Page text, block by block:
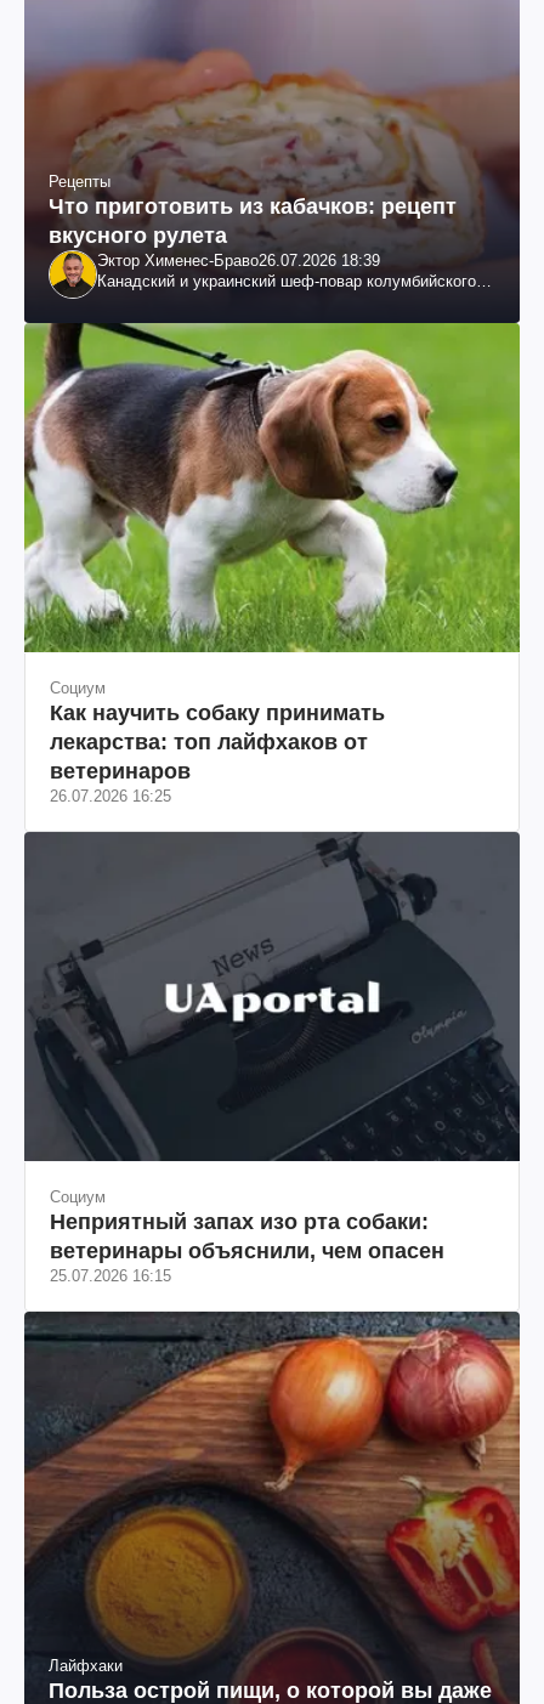
Рецепты
Что приготовить из кабачков: рецепт
вкусного рулета
Эктор Хименес-Браво26.07.2026 18:39
Канадский и украинский шеф-повар колумбийского
Социум
Как научить собаку принимать
лекарства: топ лайфхаков от
ветеринаров
26.07.2026 16:25
Социум
Неприятный запах изо рта собаки:
ветеринары объяснили, чем опасен
25.07.2026 16:15
Лайфхаки
Польза острой пищи, о которой вы даже